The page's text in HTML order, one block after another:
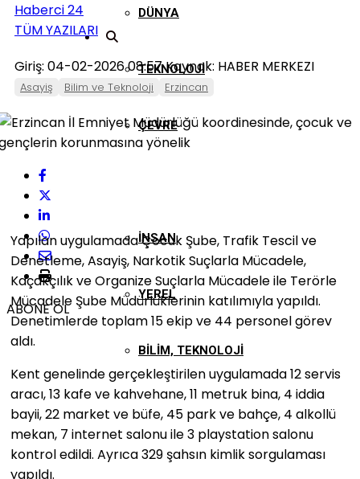
DÜNYA
TEKNOLOJI
ÇEVRE
İNSAN
YEREL
BILIM, TEKNOLOJI
Haberci 24
TÜM YAZILARI
Giriş: 04-02-2026 08:57Kaynak: HABER MERKEZI
Asayiş Bilim ve Teknoloji Erzincan
ABONE OL
Yapılan uygulamada Çocuk Şube, Trafik Tescil ve
Denetleme, Asayiş, Narkotik Suçlarla Mücadele,
Kaçakçılık ve Organize Suçlarla Mücadele ile Terörle
Mücadele Şube Müdürlüklerinin katılımıyla yapıldı.
Denetimlerde toplam 15 ekip ve 44 personel görev
aldı.
Kent genelinde gerçekleştirilen uygulamada 12 servis
aracı, 13 kafe ve kahvehane, 11 metruk bina, 4 iddia
bayii, 22 market ve büfe, 45 park ve bahçe, 4 alkollü
mekan, 7 internet salonu ile 3 playstation salonu
kontrol edildi. Ayrıca 329 şahsın kimlik sorgulaması
yapıldı.